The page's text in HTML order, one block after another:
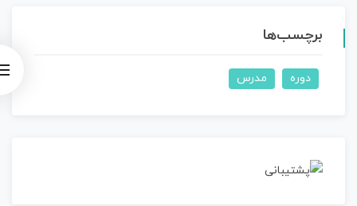
برچسب‌ها
دوره مدرس